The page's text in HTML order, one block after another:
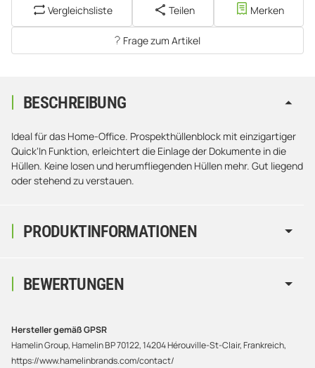
Vergleichsliste Teilen Merken
Frage zum Artikel
PRODUKTINFORMATIONEN
BESCHREIBUNG
Ideal für das Home-Office. Prospekthüllenblock mit einzigartiger
Quick‘In Funktion, erleichtert die Einlage der Dokumente in die
Hüllen. Keine losen und herumfliegenden Hüllen mehr. Gut liegend
oder stehend zu verstauen.
BEWERTUNGEN
Hersteller gemäß GPSR
Hamelin Group, Hamelin BP 70122, 14204 Hérouville-St-Clair, Frankreich,
https://www.hamelinbrands.com/contact/